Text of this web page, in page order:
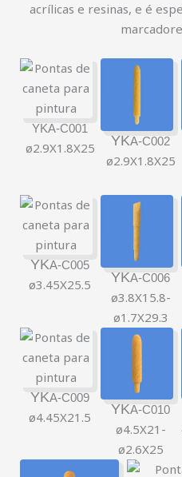
acrílicas e resinas, e é
YKA-C001
ø2.9X1.8X25 YKA-C002
ø2.9X1.8X25
YKA-C005
ø3.45X25.5 YKA-C006
ø3.8X15.8-
ø1.7X29.3
YKA-C009
ø4.45X21.5 YKA-C010
ø4.5X21-
ø2.6X25